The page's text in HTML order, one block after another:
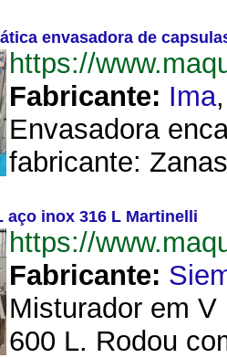
envasadora de
https://
Fabricante: Ima
Envasadora
fabricante:
aço inox 316 L Martinelli
https://
Fabricante:
Misturador em
600 L. Rodou